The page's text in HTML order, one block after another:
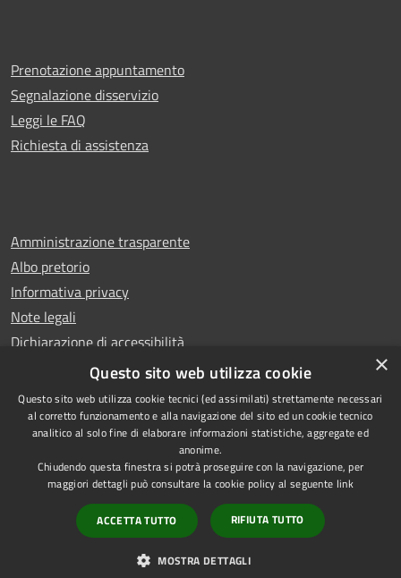
Prenotazione appuntamento
Segnalazione disservizio
Leggi le FAQ
Richiesta di assistenza
Amministrazione trasparente
Albo pretorio
Informativa privacy
Note legali
Dichiarazione di accessibilità
Whistleblowing
Accessibilità
di Ciampino
Powered byMunicipium
• Accesso redazione
×
Questo sito web utilizza cookie
Questo sito web utilizza cookie tecnici (ed assimilati) strettamente necessari
al corretto funzionamento e alla navigazione del sito ed un cookie tecnico
analitico al solo fine di elaborare informazioni statistiche, aggregate ed
anonime.
Chiudendo questa finestra si potrà proseguire con la navigazione, per
maggiori dettagli può consultare la cookie policy al seguente link
ACCETTA TUTTO RIFIUTA TUTTO
MOSTRA DETTAGLI